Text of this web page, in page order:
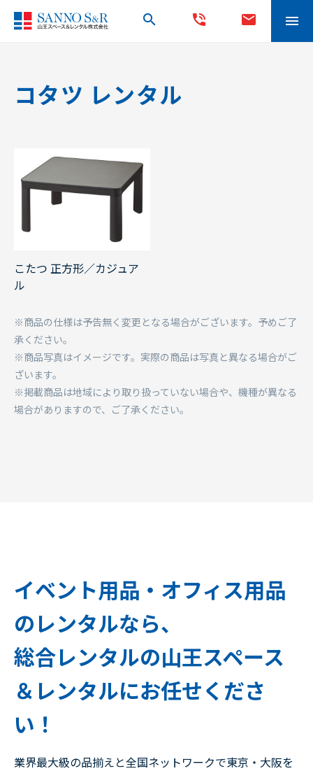
search phone_in_talk mail menu
コタツ レンタル
こたつ 正方形／カジュア
ル
※商品の仕様は予告無く変更となる場合がございます。予めご了
承ください。
※商品写真はイメージです。実際の商品は写真と異なる場合がご
ざいます。
※掲載商品は地域により取り扱っていない場合や、機種が異なる
場合がありますので、ご了承ください。
イベント用品・オフィス用品
のレンタルなら、
総合レンタルの山王スペース
＆レンタルにお任せくださ
い！
業界最大級の品揃えと全国ネットワークで東京・大阪を